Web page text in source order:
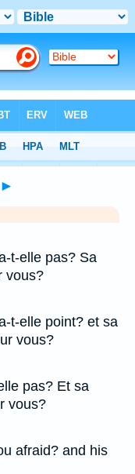
►
t-elle pas? Sa
vous?
t-elle point? et sa
vous?
pas? Et sa
vous?
afraid? and his